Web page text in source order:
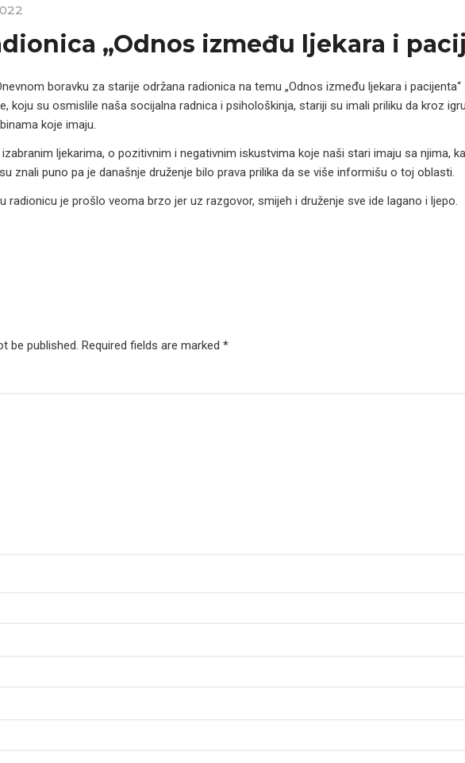
„Odnos između ljekara i
boravku za starije održana radionica na temu „Odnos između ljekara i
koju su osmislile naša socijalna radnica i psihološkinja, stariji su imali priliku da kroz
koje imaju.
ljekarima, o pozitivnim i negativnim iskustvima koje naši stari imaju sa njima,
znali puno pa je današnje druženje bilo prava prilika da se više informišu o toj oblasti.
radionicu je prošlo veoma brzo jer uz razgovor, smijeh i druženje sve ide lagano i ljepo.
be published. Required fields are marked *